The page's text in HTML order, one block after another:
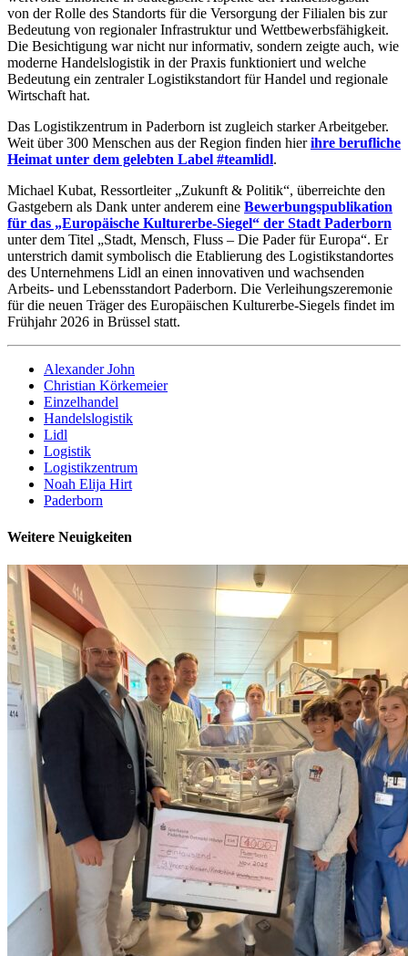
von der Rolle des Standorts für die Versorgung der Filialen bis zur
Bedeutung von regionaler Infrastruktur und Wettbewerbsfähigkeit.
Die Besichtigung war nicht nur informativ, sondern zeigte auch, wie
moderne Handelslogistik in der Praxis funktioniert und welche
Bedeutung ein zentraler Logistikstandort für Handel und regionale
Wirtschaft hat.
Das Logistikzentrum in Paderborn ist zugleich starker Arbeitgeber.
Weit über 300 Menschen aus der Region finden hierihre berufliche
Heimat unter dem gelebten Label #teamlidl.
Michael Kubat, Ressortleiter „Zukunft & Politik“, überreichte den
Gastgebern als Dank unter anderem eine Bewerbungspublikation
für das „Europäische Kulturerbe-Siegel“ der Stadt Paderborn
unter dem Titel „Stadt, Mensch, Fluss – Die Pader für Europa“. Er
unterstrich damit symbolisch die Etablierung des Logistikstandortes
des Unternehmens Lidl an einen innovativen und wachsenden
Arbeits- und Lebensstandort Paderborn. Die Verleihungszeremonie
für die neuen Träger des Europäischen Kulturerbe-Siegels findet im
Frühjahr 2026 in Brüssel statt.
Alexander John
Christian Körkemeier
Einzelhandel
Handelslogistik
Lidl
Logistik
Logistikzentrum
Noah Elija Hirt
Paderborn
Weitere Neuigkeiten